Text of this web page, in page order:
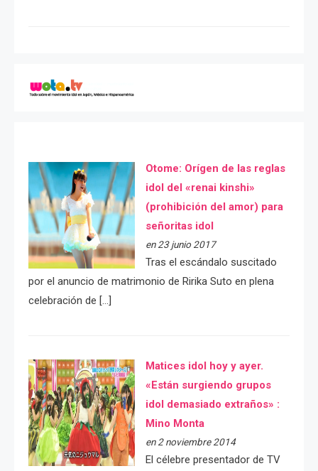
Otome: Orígen de las reglas
idol del «renai kinshi»
(prohibición del amor) para
señoritas idol
en 23 junio 2017
Tras el escándalo suscitado
por el anuncio de matrimonio de Ririka Suto en plena
celebración de […]
Matices idol hoy y ayer.
«Están surgiendo grupos
idol demasiado extraños» :
Mino Monta
en 2 noviembre 2014
El célebre presentador de TV